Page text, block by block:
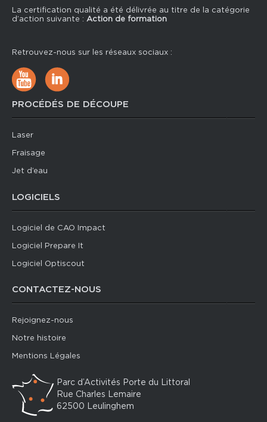
La certification qualité a été délivrée au titre de la catégorie
d’action suivante : Action de formation
Retrouvez-nous sur les réseaux sociaux :
PROCÉDÉS DE DÉCOUPE
Laser
Fraisage
Jet d’eau
LOGICIELS
Logiciel de CAO Impact
Logiciel Prepare It
Logiciel Optiscout
CONTACTEZ-NOUS
Rejoignez-nous
Notre histoire
Mentions Légales
Parc d’Activités Porte du Littoral
Rue Charles Lemaire
62500 Leulinghem